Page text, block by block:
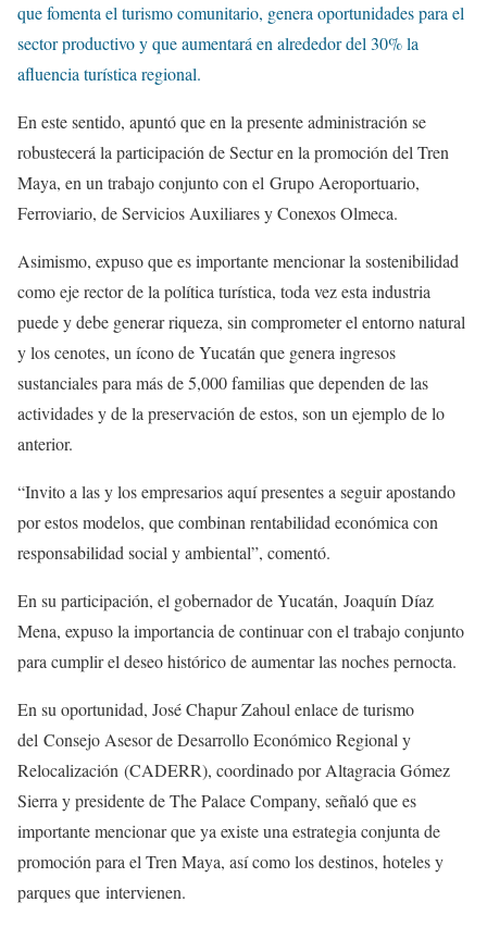
que fomenta el turismo comunitario, genera oportunidades para el
sector productivo y que aumentará en alrededor del 30% la
afluencia turística regional.
En este sentido, apuntó que en la presente administración se
robustecerá la participación de Sectur en la promoción del Tren
Maya, en un trabajo conjunto con el Grupo Aeroportuario,
Ferroviario, de Servicios Auxiliares y Conexos Olmeca.
Asimismo, expuso que es importante mencionar la sostenibilidad
como eje rector de la política turística, toda vez esta industria
puede y debe generar riqueza, sin comprometer el entorno natural
y los cenotes, un ícono de Yucatán que genera ingresos
sustanciales para más de 5,000 familias que dependen de las
actividades y de la preservación de estos, son un ejemplo de lo
anterior.
“Invito a las y los empresarios aquí presentes a seguir apostando
por estos modelos, que combinan rentabilidad económica con
responsabilidad social y ambiental”, comentó.
En su participación, el gobernador de Yucatán, Joaquín Díaz
Mena, expuso la importancia de continuar con el trabajo conjunto
para cumplir el deseo histórico de aumentar las noches pernocta.
En su oportunidad, José Chapur Zahoul enlace de turismo
del Consejo Asesor de Desarrollo Económico Regional y
Relocalización (CADERR), coordinado por Altagracia Gómez
Sierra y presidente de The Palace Company, señaló que es
importante mencionar que ya existe una estrategia conjunta de
promoción para el Tren Maya, así como los destinos, hoteles y
parques que intervienen.